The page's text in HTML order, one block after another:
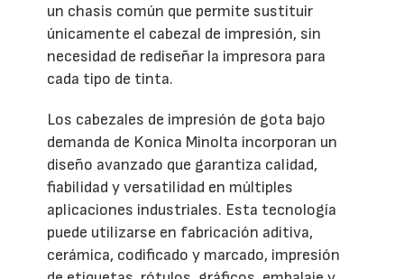
un chasis común que permite sustituir
únicamente el cabezal de impresión, sin
necesidad de rediseñar la impresora para
cada tipo de tinta.
Los cabezales de impresión de gota bajo
demanda de Konica Minolta incorporan un
diseño avanzado que garantiza calidad,
fiabilidad y versatilidad en múltiples
aplicaciones industriales. Esta tecnología
puede utilizarse en fabricación aditiva,
cerámica, codificado y marcado, impresión